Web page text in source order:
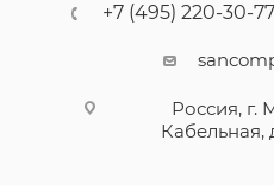
+7 (495) 220-30-77
Россия, г.
Кабельная,